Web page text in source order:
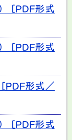
[PDF形式
[PDF形式
形式／
[PDF形式